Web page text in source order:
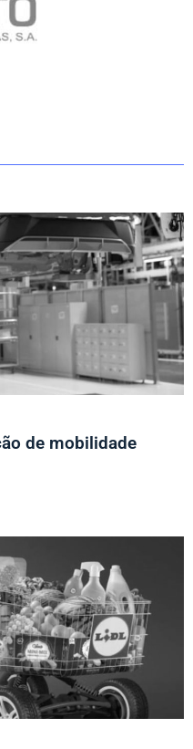
de mobilidade